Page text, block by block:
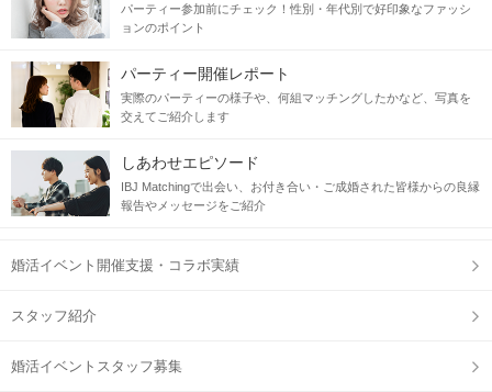
パーティー参加前にチェック！性別・年代別で好印象なファッシ
ョンのポイント
パーティー開催レポート
実際のパーティーの様子や、何組マッチングしたかなど、写真を
交えてご紹介します
しあわせエピソード
IBJ Matchingで出会い、お付き合い・ご成婚された皆様からの良縁
報告やメッセージをご紹介
婚活イベント開催支援・コラボ実績
スタッフ紹介
婚活イベントスタッフ募集